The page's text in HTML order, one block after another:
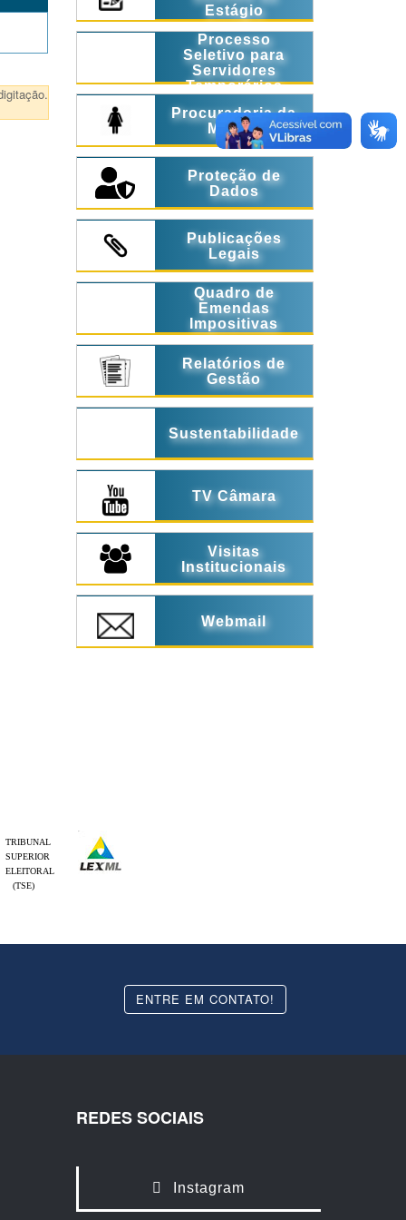
Estágio
Processo
Seletivo para
Servidores
Temporários
Procuradoria da
Mulher
Proteção de
Dados
Publicações
Legais
Quadro de
Emendas
Impositivas
Relatórios de
Gestão
Sustentabilidade
TV Câmara
Visitas
Institucionais
Webmail
TRIBUNAL
SUPERIOR
ELEITORAL
(TSE)
ENTRE EM CONTATO!
REDES SOCIAIS
Instagram